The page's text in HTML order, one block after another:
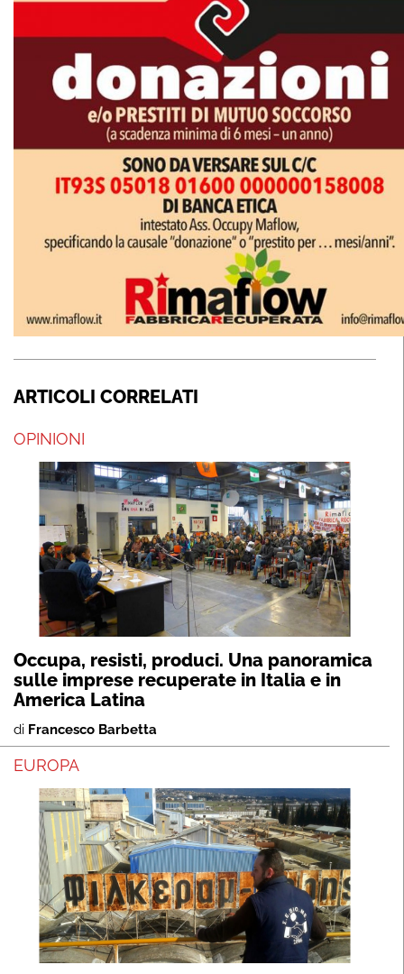
ARTICOLI CORRELATI
OPINIONI
Occupa, resisti, produci. Una panoramica
sulle imprese recuperate in Italia e in
America Latina
di Francesco Barbetta
EUROPA